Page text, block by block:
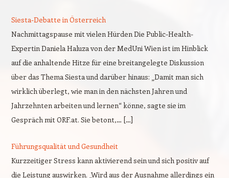
Siesta-Debatte in Österreich
Nachmittagspause mit vielen Hürden Die Public-Health-
Expertin Daniela Haluza von der MedUni Wien ist im Hinblick
auf die anhaltende Hitze für eine breitangelegte Diskussion
über das Thema Siesta und darüber hinaus: „Damit man sich
wirklich überlegt, wie man in den nächsten Jahren und
Jahrzehnten arbeiten und lernen“ könne, sagte sie im
Gespräch mit ORF.at. Sie betont,… […]
Führungsqualität und Gesundheit
Kurzzeitiger Stress kann aktivierend sein und sich positiv auf
die Leistung auswirken. „Wird aus der Ausnahme allerdings ein